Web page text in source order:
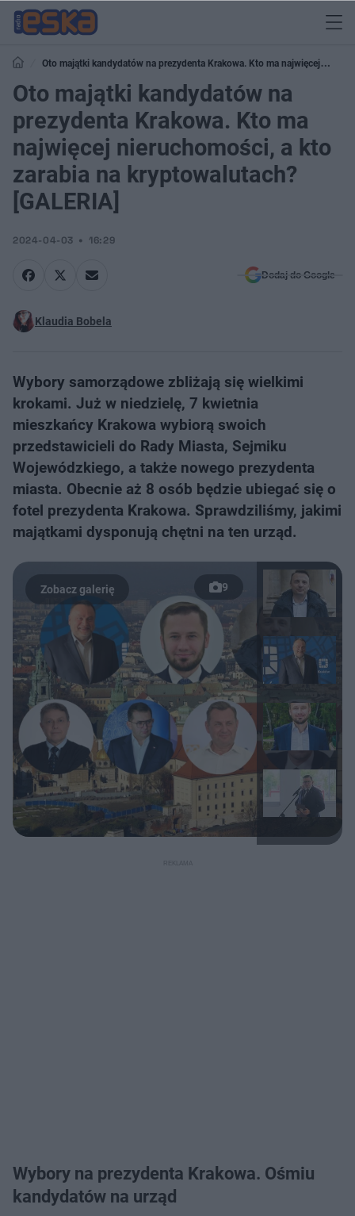
Oto majątki kandydatów na prezydenta Krakowa. Kto ma najwięcej
nieruchomości, a kto zarabia na kryptowalutach? [GALERIA]
Oto majątki kandydatów na
prezydenta Krakowa. Kto ma
najwięcej nieruchomości, a kto
zarabia na kryptowalutach?
[GALERIA]
2024-04-03 16:29
Dodaj do Google
Klaudia Bobela
Wybory samorządowe zbliżają się wielkimi
krokami. Już w niedzielę, 7 kwietnia
mieszkańcy Krakowa wybiorą swoich
przedstawicieli do Rady Miasta, Sejmiku
Wojewódzkiego, a także nowego prezydenta
miasta. Obecnie aż 8 osób będzie ubiegać się o
fotel prezydenta Krakowa. Sprawdziliśmy, jakimi
majątkami dysponują chętni na ten urząd.
9
Wybory na prezydenta Krakowa. Ośmiu
kandydatów na urząd